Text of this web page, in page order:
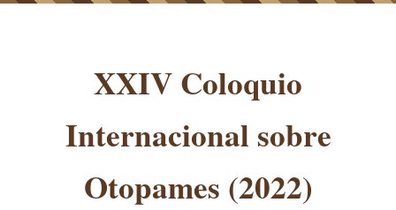
XXIV Coloquio
Internacional sobre
Otopames (2022)